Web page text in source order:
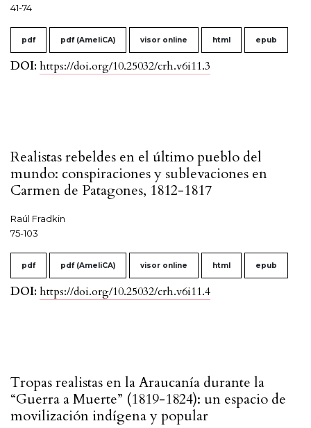
41-74
pdf pdf (AmeliCA) visor online html epub
DOI: https://doi.org/10.25032/crh.v6i11.3
Realistas rebeldes en el último pueblo del
mundo: conspiraciones y sublevaciones en
Carmen de Patagones, 1812-1817
Raúl Fradkin
75-103
pdf pdf (AmeliCA) visor online html epub
DOI: https://doi.org/10.25032/crh.v6i11.4
Tropas realistas en la Araucanía durante la
“Guerra a Muerte” (1819-1824): un espacio de
movilización indígena y popular